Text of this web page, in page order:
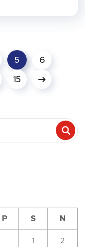
5
6
15
P S N
1 2